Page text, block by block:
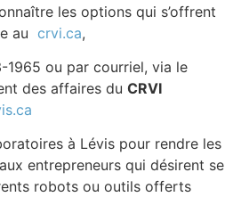
les options qui s’offrent
au crvi.ca,
1965 ou par courriel, via le
des affaires du CRVI
à Lévis pour rendre les
entrepreneurs qui désirent se
robots ou outils offerts